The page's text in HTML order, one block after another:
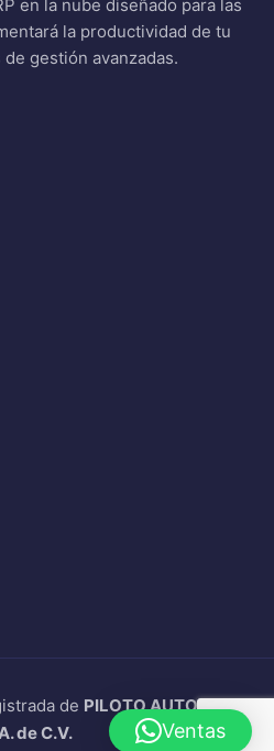
en la nube diseñado para las
la productividad de tu
gestión avanzadas.
de PILOTO AUTOMATICO
de C.V.
Ventas